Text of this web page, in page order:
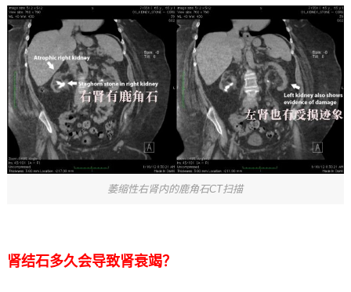
萎缩性右肾内的鹿角石CT扫描
肾结石多久会导致肾衰竭？